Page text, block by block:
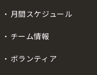
月間スケジュール
チーム情報
ボランティア